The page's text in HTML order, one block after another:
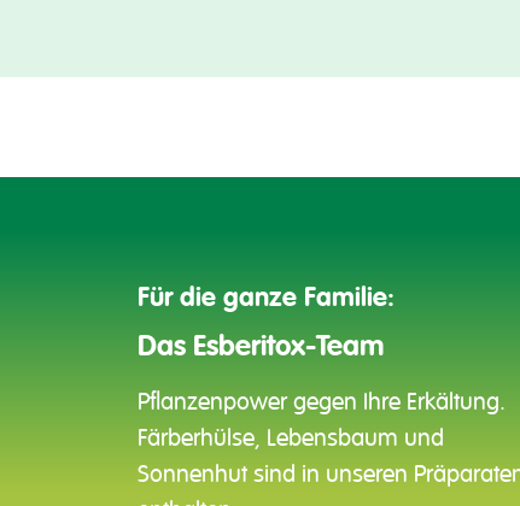
Für die ganze Familie:
Das Esberitox-Team
Pflanzenpower gegen Ihre Erkältung.
Färberhülse, Lebensbaum und
Sonnenhut sind in unseren